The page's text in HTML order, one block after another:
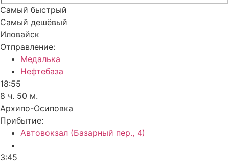
Самый быстрый
Самый дешёвый
Иловайск
Отправление:
Медалька
Нефтебаза
18:55
8 ч. 50 м.
Архипо-Осиповка
Прибытие:
Автовокзал (Базарный пер., 4)
3:45